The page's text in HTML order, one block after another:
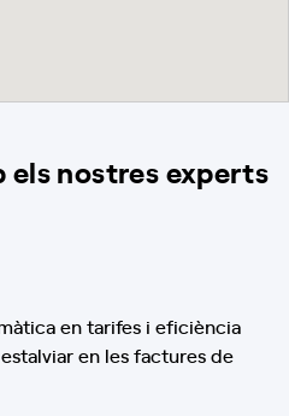
els nostres experts
en tarifes i eficiència
en les factures de